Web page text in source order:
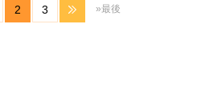
2 3 »最後